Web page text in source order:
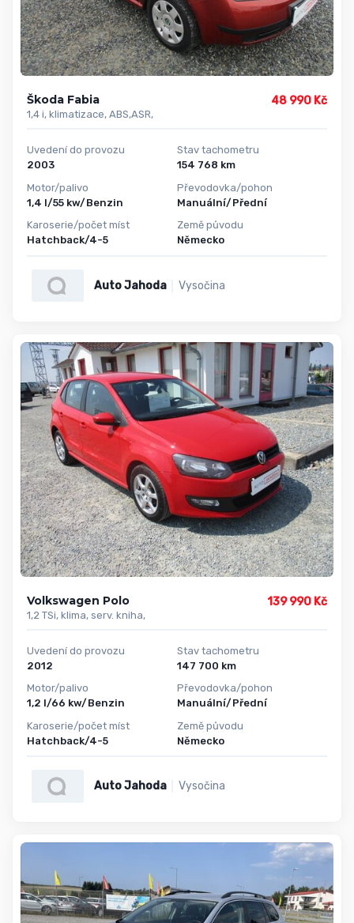
Škoda Fabia
1,4 i, klimatizace, ABS,ASR,
48 990 Kč
Uvedení do provozu
2003
Motor/palivo
1,4 l/55 kw/Benzin
Karoserie/počet míst
Hatchback/4-5
Stav tachometru
154 768 km
Převodovka/pohon
Manuální/Přední
Země původu
Německo
Auto Jahoda Vysočina
Volkswagen Polo
1,2 TSi, klima, serv. kniha,
139 990 Kč
Uvedení do provozu
2012
Motor/palivo
1,2 l/66 kw/Benzin
Karoserie/počet míst
Hatchback/4-5
Stav tachometru
147 700 km
Převodovka/pohon
Manuální/Přední
Země původu
Německo
Auto Jahoda Vysočina